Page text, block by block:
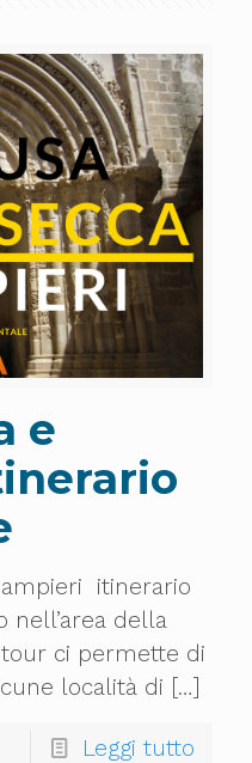
e
itinerario
nell’area della
ci permette di
località di […]
Leggi tutto